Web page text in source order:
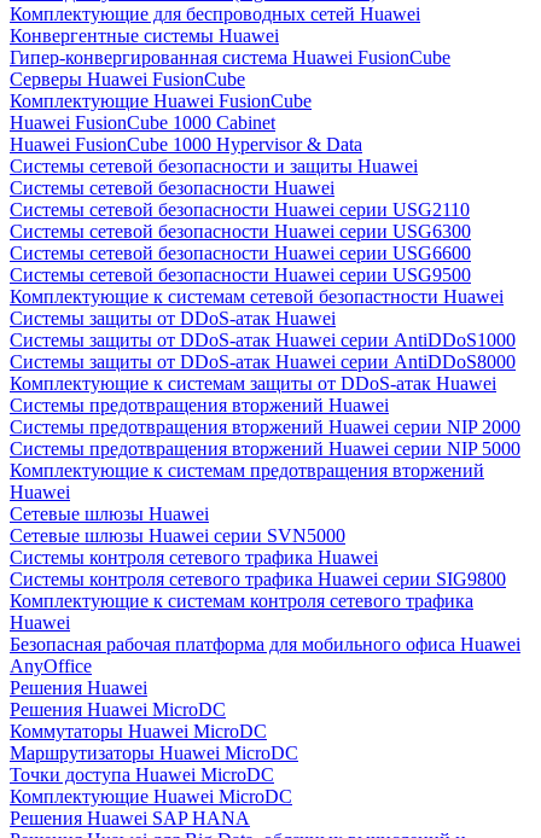
Комплектующие для беспроводных сетей Huawei
Конвергентные системы Huawei
Гипер-конвергированная система Huawei FusionCube
Серверы Huawei FusionCube
Комплектующие Huawei FusionCube
Huawei FusionCube 1000 Cabinet
Huawei FusionCube 1000 Hypervisor & Data
Системы сетевой безопасности и защиты Huawei
Системы сетевой безопасности Huawei
Системы сетевой безопасности Huawei серии USG2110
Системы сетевой безопасности Huawei серии USG6300
Системы сетевой безопасности Huawei серии USG6600
Системы сетевой безопасности Huawei серии USG9500
Комплектующие к системам сетевой безопастности Huawei
Системы защиты от DDoS-атак Huawei
Системы защиты от DDoS-атак Huawei серии AntiDDoS1000
Системы защиты от DDoS-атак Huawei серии AntiDDoS8000
Комплектующие к системам защиты от DDoS-атак Huawei
Системы предотвращения вторжений Huawei
Системы предотвращения вторжений Huawei серии NIP 2000
Системы предотвращения вторжений Huawei серии NIP 5000
Комплектующие к системам предотвращения вторжений
Huawei
Сетевые шлюзы Huawei
Сетевые шлюзы Huawei серии SVN5000
Системы контроля сетевого трафика Huawei
Системы контроля сетевого трафика Huawei серии SIG9800
Комплектующие к системам контроля сетевого трафика
Huawei
Безопасная рабочая платформа для мобильного офиса Huawei
AnyOffice
Решения Huawei
Решения Huawei MicroDC
Коммутаторы Huawei MicroDC
Маршрутизаторы Huawei MicroDC
Точки доступа Huawei MicroDC
Комплектующие Huawei MicroDC
Решения Huawei SAP HANA